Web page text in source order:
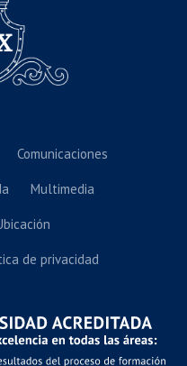
Comunicaciones
Multimedia
de privacidad